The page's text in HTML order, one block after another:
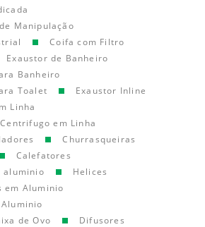
Manipulação
Coifa com Filtro
Exaustor de Banheiro
Banheiro
Toalet
Exaustor Inline
Linha
em Linha
Churrasqueiras
Calefatores
aluminio
Helices
em Aluminio
de Ovo
Difusores